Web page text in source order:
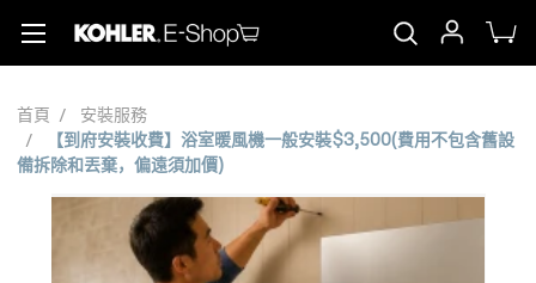
首頁
安裝服務
【到府安裝收費】浴室暖風機一般安裝$3,500(費用不包含舊設
備拆除和丟棄，偏遠須加價)